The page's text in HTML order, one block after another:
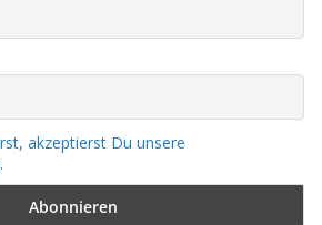
akzeptierst Du unsere